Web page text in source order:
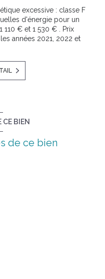
excessive : classe F
d'énergie pour un
110 € et 1 530 € . Prix
années 2021, 2022 et
CE BIEN
de ce bien